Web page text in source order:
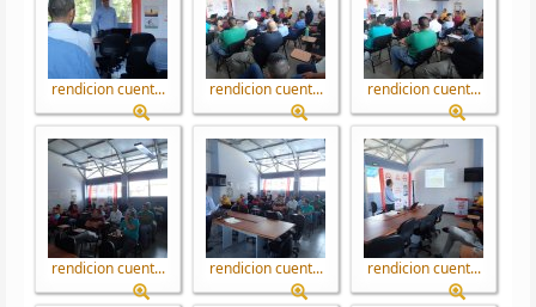
rendicion cuent... rendicion cuent... rendicion cuent...
rendicion cuent... rendicion cuent... rendicion cuent...